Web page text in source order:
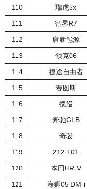
110 瑞虎5x
111 智界R7
112 唐新能源
113 领克06
114 捷途自由者
115 赛图斯
116 揽巡
117 奔驰GLB
118 奇骏
119 212 T01
120 本田HR-V
121 海狮05 DM-i